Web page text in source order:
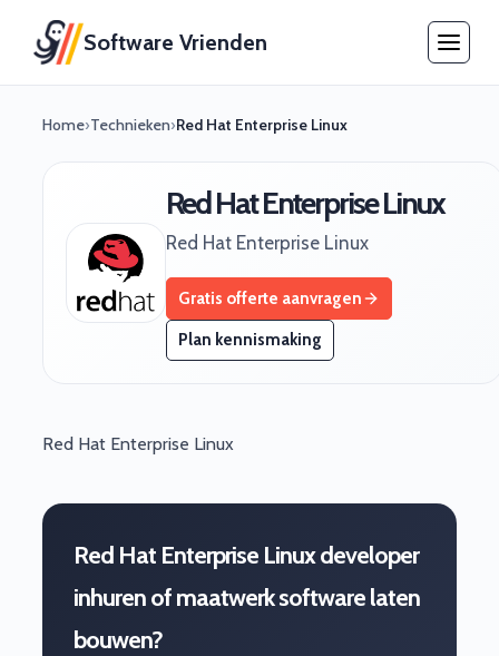
Software Vrienden
Home›Technieken›Red Hat Enterprise Linux
Red Hat Enterprise Linux
Red Hat Enterprise Linux
Gratis offerte aanvragen
Plan kennismaking
Red Hat Enterprise Linux
Red Hat Enterprise Linux developer
inhuren of maatwerk software laten
bouwen?